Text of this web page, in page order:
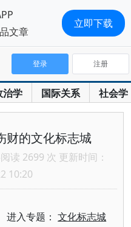
治学 国际关系 社会学
登录 注册
财的文化标志城
读 2699 次 更新时间：
10:20
进入专题：文化标志城
文章
立即下载